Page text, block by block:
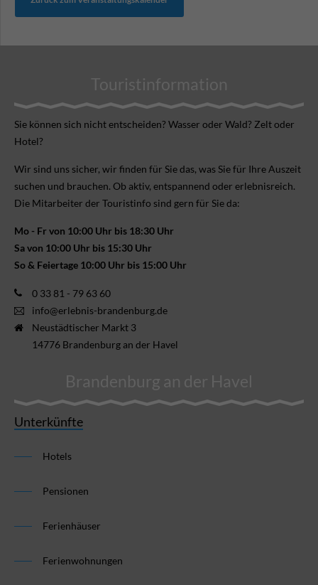
Touristinformation
Sie können sich nicht ent­scheiden? Wasser oder Wald? Zelt oder
Hotel?
Wir sind uns sicher, wir finden für Sie das, was Sie für Ihre Aus­zeit
suchen und brauchen. Ob aktiv, ent­spannend oder erlebnis­reich.
Die Mitarbeiter der Touristinfo sind gern für Sie da:
Mo - Fr von 10:00 Uhr bis 18:30 Uhr
Sa von 10:00 Uhr bis 15:30 Uhr
So & Feiertage 10:00 Uhr bis 15:00 Uhr
0 33 81 - 79 63 60
info@erlebnis-brandenburg.de
Neustädtischer Markt 3
14776 Brandenburg an der Havel
Brandenburg an der Havel
Unterkünfte
Hotels
Pensionen
Ferienhäuser
Ferienwohnungen